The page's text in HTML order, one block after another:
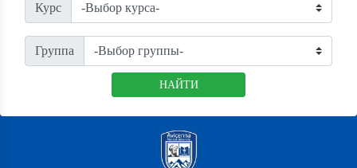
Курс
Группа
НАЙТИ